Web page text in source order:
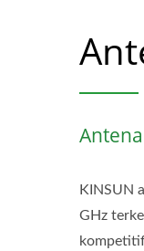
KINSUN
GHz